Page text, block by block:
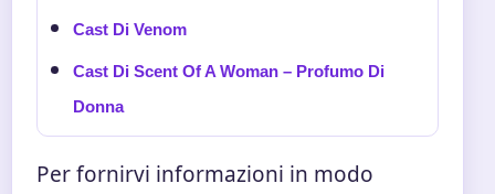
Cast Di Venom
Cast Di Scent Of A Woman – Profumo Di
Donna
Per fornirvi informazioni in modo